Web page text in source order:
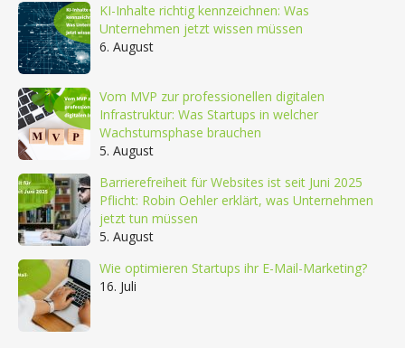
KI-Inhalte richtig kennzeichnen: Was
Unternehmen jetzt wissen müssen
6. August
Vom MVP zur professionellen digitalen
Infrastruktur: Was Startups in welcher
Wachstumsphase brauchen
5. August
Barrierefreiheit für Websites ist seit Juni 2025
Pflicht: Robin Oehler erklärt, was Unternehmen
jetzt tun müssen
5. August
Wie optimieren Startups ihr E-Mail-Marketing?
16. Juli